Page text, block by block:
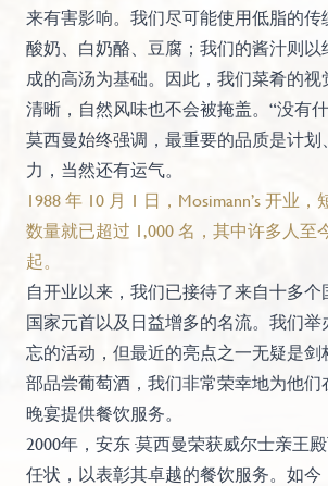
来有害影响。我们尽可能使用低脂的传
酸奶、白奶酪、豆腐；我们的酱汁则以
成的高汤为基础。因此，我们菜肴的视
清晰，自然风味也不会被掩盖。“没有
莫西曼始终强调，最重要的品质是计划
力，当然还有运气。
1988 年 10 月 1 日，Mosimann’s 开业
数量就已超过 1,000 名，其中许多人至
起。
自开业以来，我们已接待了来自十多个
国家元首以及日益增多的名流。我们
忘的活动，但最近的亮点之一无疑是剑
部品尝葡萄酒，我们非常荣幸地为他们
晚宴提供餐饮服务。
2000年，安东·莫西曼荣获威尔士亲王
任状，以表彰其卓越的餐饮服务。如今